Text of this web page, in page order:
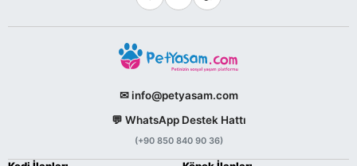
✉ info@petyasam.com
💬 WhatsApp Destek Hattı
(+90 850 840 90 36)